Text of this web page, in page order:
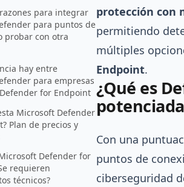
para integrar
para puntos de
probar con otra
hay entre
para empresas
for Endpoint
Microsoft Defender
Plan de precios y
Defender for
requieren
técnicos?
protección con
permitiendo
múltiples
Endpoint.
¿Qué es
Con una
puntos de
ciberseguridad